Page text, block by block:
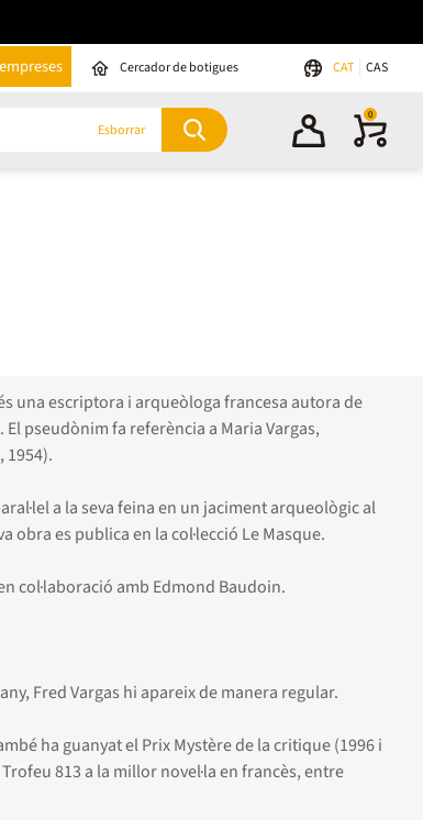
Cercador de botigues CAT CAS
Esborrar
0
una escriptora i arqueòloga francesa autora de
pseudònim fa referència a Maria Vargas,
1954).
a la seva feina en un jaciment arqueològic al
obra es publica en la col·lecció Le Masque.
col·laboració amb Edmond Baudoin.
Fred Vargas hi apareix de manera regular.
ha guanyat el Prix Mystère de la critique (1996 i
813 a la millor novel·la en francès, entre